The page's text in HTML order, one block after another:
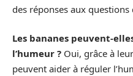
des réponses aux questions
Les bananes peuvent-
l’humeur ? Oui, grâce à
peuvent aider à réguler